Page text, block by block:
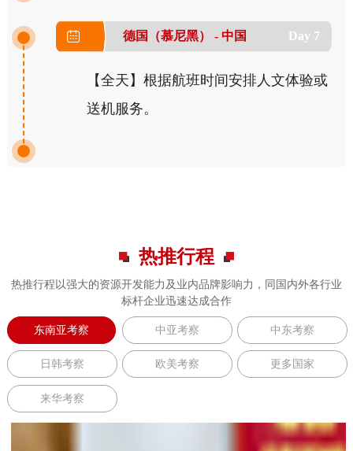
Day 7
德国（慕尼黑） - 中国
【全天】根据航班时间安排人文体验或
送机服务。
热推行程
热推行程以强大的资源开发能力及业内品牌影响力，同国内外各行业
标杆企业迅速达成合作
东南亚考察 中亚考察 中东考察
日韩考察 欧美考察 更多国家
来华考察